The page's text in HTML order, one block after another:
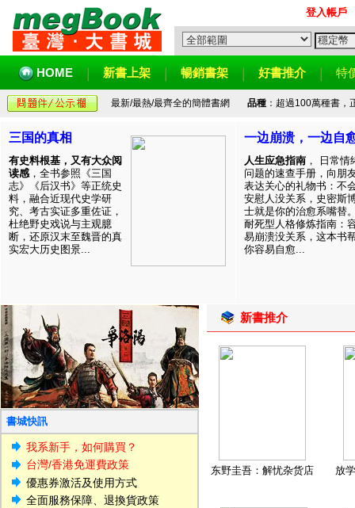
登入帳戶
HOME 新書上架 暢銷書架 好書推介 特
最新/最熱/最齊全的簡體書網 品種：超過100萬種書，
三国的真相
有史料根基，又有大众阅
读感 ，全书参照《三国
志》《后汉书》等正统史
料，融合近现代史学研
究、考古实证多重佐证，
杜绝野史戏说与主观臆
断，还原汉末至魏晋的真
实宏大历史图景...
一边崩溃，一边自
人生应急指南 ， 日常情
问题的速查手册，向朋
表达关心的礼物书：不
安慰人没关系，史密斯
士就是你的治愈系嘴替
耐死型人格修炼指南：
易崩溃没关系，这本书
你容易自愈...
書城快訊
我系新手，如何購買？
台灣/香港免運費政策
優惠券激活及使用方式
全面服務保障、退換貨政策
新書推介
东野圭吾：解忧杂货店 放